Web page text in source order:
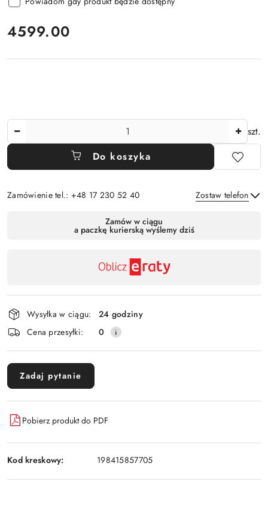
cena:
4599.00
szt.
Do koszyka
Zamówienie tel.: +48 17 230 52 40 Zostaw telefon
Zamów w ciągu
a paczkę kurierską wyślemy dziś
Wysyłka w ciągu:
24 godziny
Cena przesyłki:
0
Zadaj pytanie
Pobierz produkt do PDF
Kod kreskowy: 198415857705